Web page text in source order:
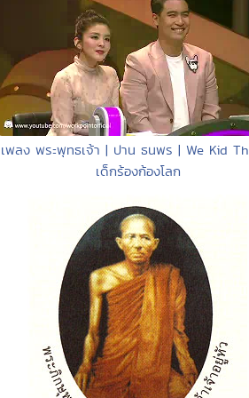
พลง พระพุทธเจ้า | ปาน ธนพร | We Kid
เด็กร้องก้องโลก